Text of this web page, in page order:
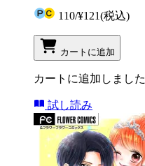
110/¥121(税込)
カートに追加
カートに追加しました
試し読み